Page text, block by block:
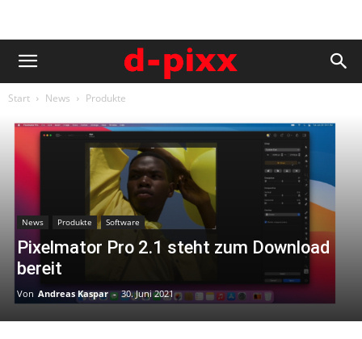
Start News Produkte
News Produkte Software
Pixelmator Pro 2.1 steht zum Download
bereit
Von Andreas Kaspar - 30. Juni 2021